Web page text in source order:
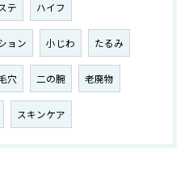
テ ハイフ
ョン 小じわ たるみ
穴 二の腕 老廃物
スキンケア